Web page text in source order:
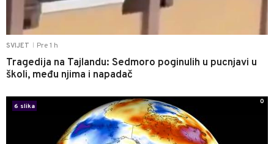
SVIJET Pre 1 h
Tragedija na Tajlandu: Sedmoro poginulih u pucnjavi u
školi, među njima i napadač
6 slika
0